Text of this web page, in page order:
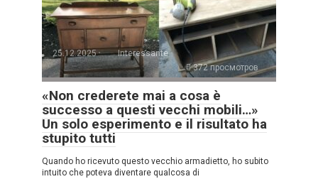
25.12.2025
Interessante
372 просмотров
«Non crederete mai a cosa è
successo a questi vecchi mobili…»
Un solo esperimento e il risultato ha
stupito tutti
Quando ho ricevuto questo vecchio armadietto, ho subito
intuito che poteva diventare qualcosa di